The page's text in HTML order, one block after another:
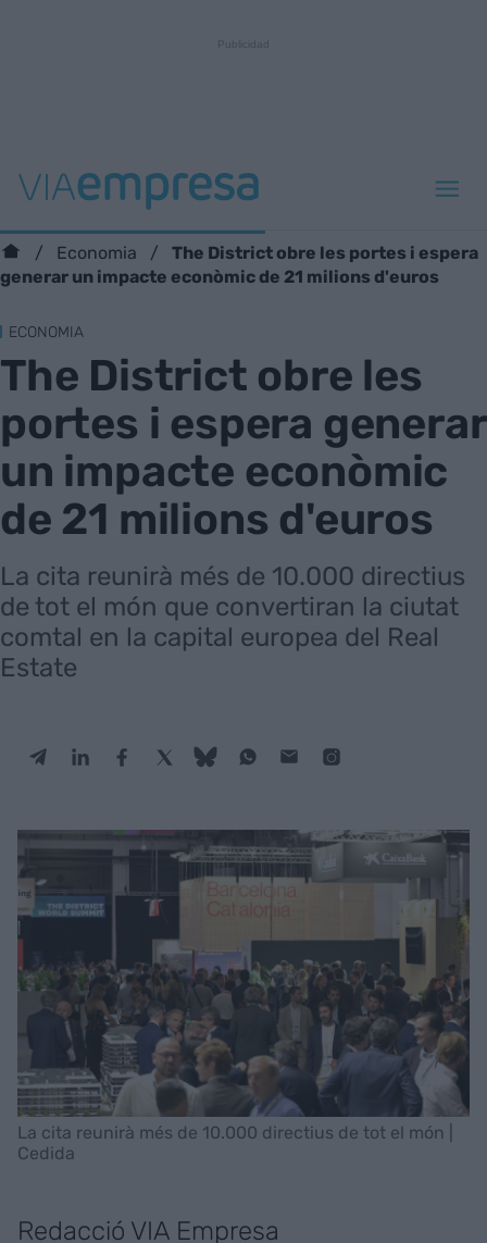
Economia
The District obre les portes i espera
generar un impacte econòmic de 21 milions d'euros
ECONOMIA
The District obre les
portes i espera generar
un impacte econòmic
de 21 milions d'euros
La cita reunirà més de 10.000 directius
de tot el món que convertiran la ciutat
comtal en la capital europea del Real
Estate
La cita reunirà més de 10.000 directius de tot el món |
Cedida
Redacció VIA Empresa